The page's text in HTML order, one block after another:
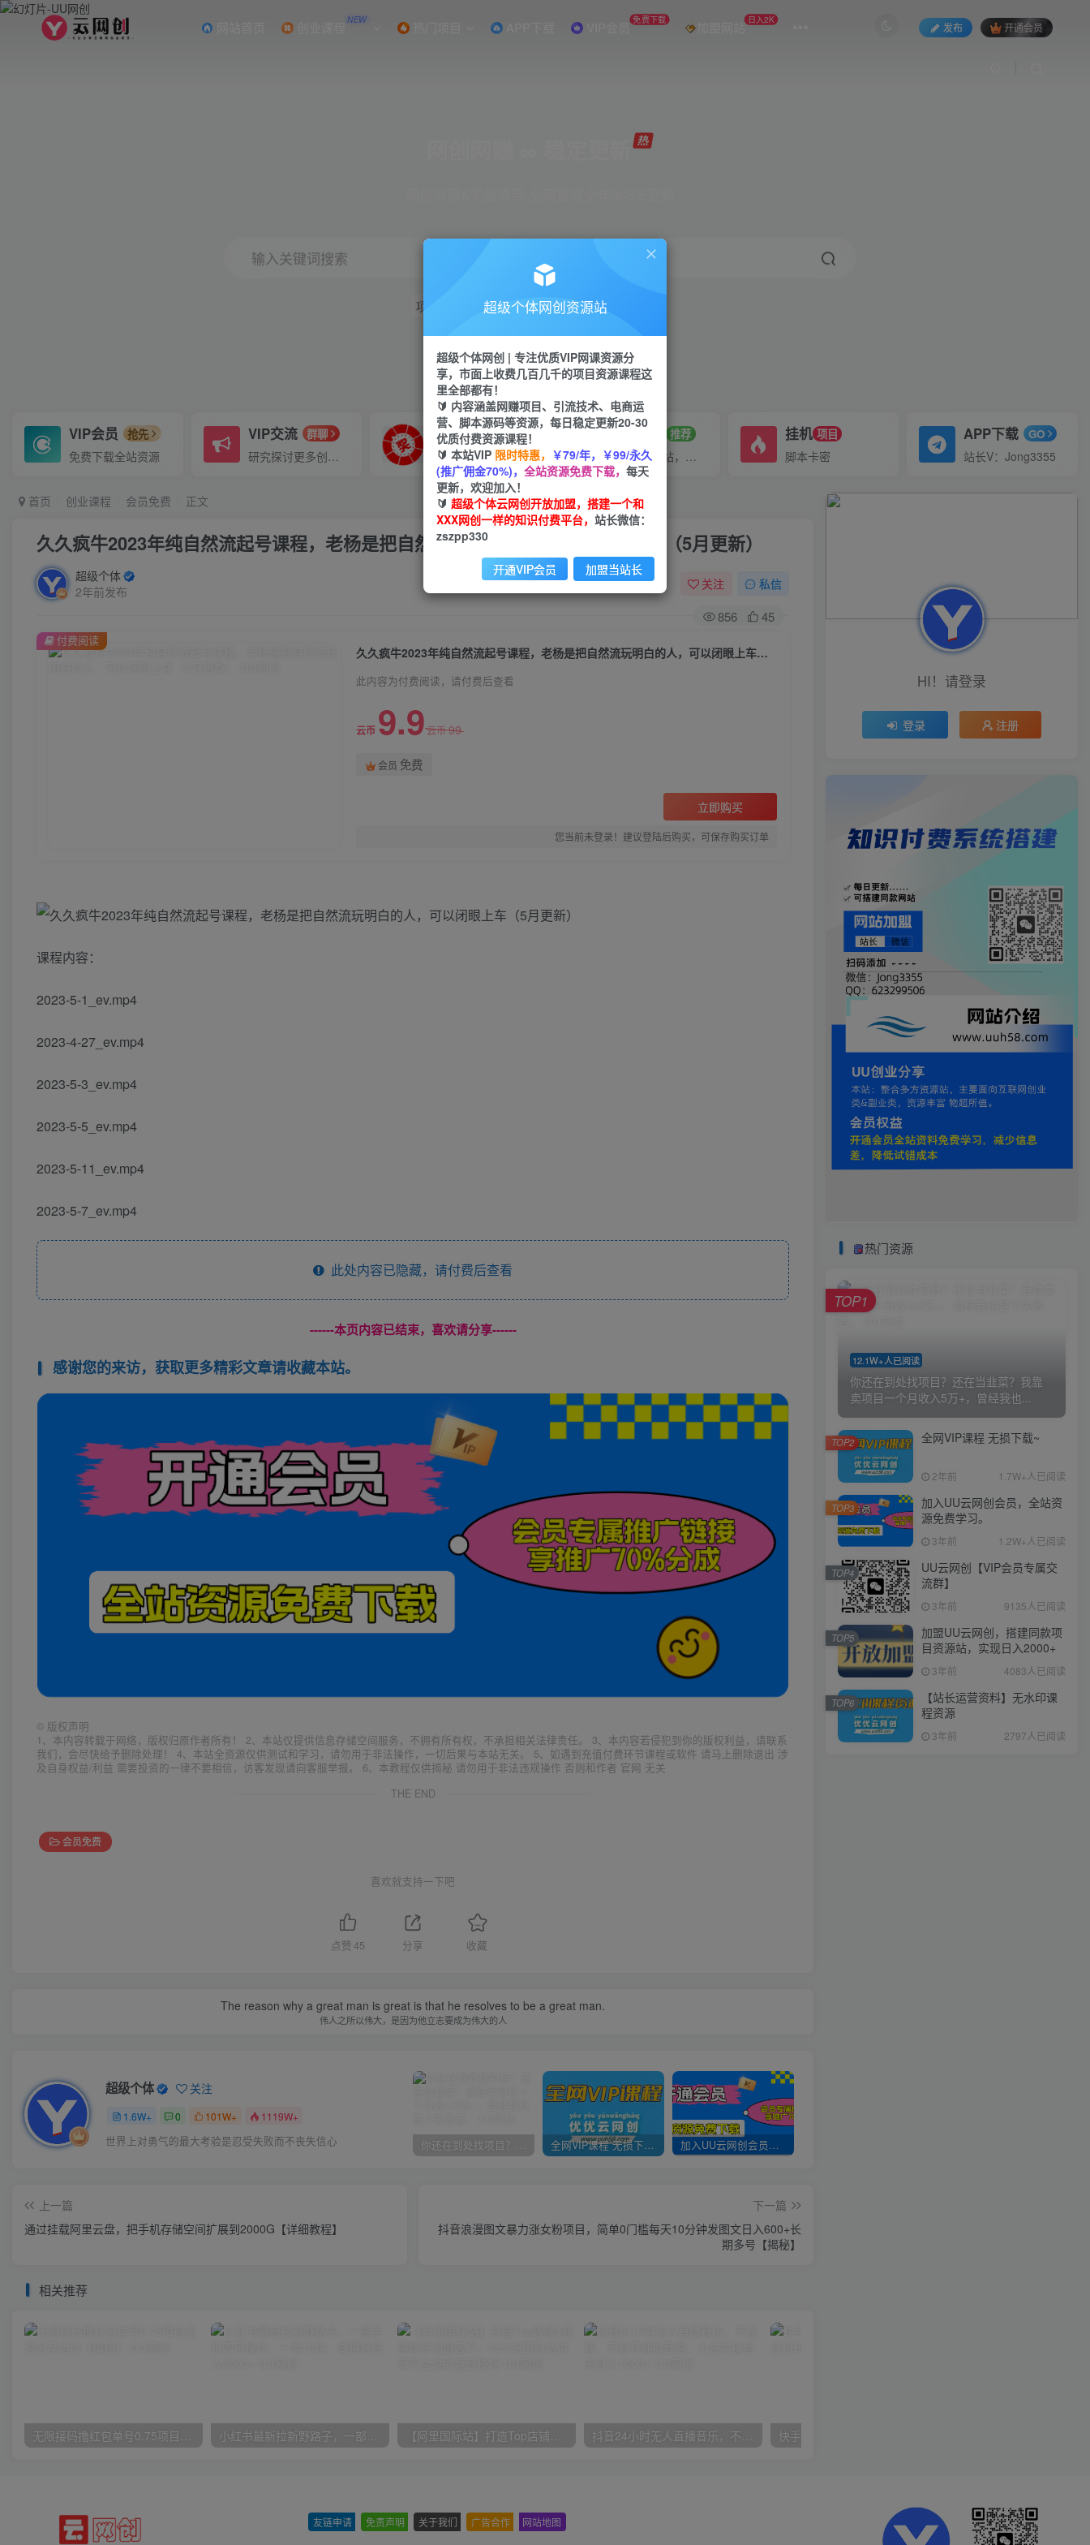
创业课程 NEW 热门项目 APP下载 VIP会员 免费下载 加盟网站 日入2K
发布 开通会员
输入关键词搜索
项目 引流 短视频 小红书
VIP会员 抢先
免费下载全站资源
VIP交流 群聊
研究探讨更多创业项目路子。
VIP推广
70%分佣
会员专属推广链接
招募站长 推荐
搭建同款网站，自己当老板
挂机 项目
脚本卡密
APP下载 GO
站长V：Jong3355
首页 创业课程 会员免费 正文
久久疯牛2023年纯自然流起号课程，老杨是把自然流玩明白的人，可以闭眼上车（5月更新）
超级个体
2年前发布
关注 私信
856 45
久久疯牛2023年纯自然流起号课程，老杨是把自然流玩明白的人，可以闭眼上车（5月更新）
此内容为付费阅读，请付费后查看
云币 9.9云币99
会员 免费
立即购买
您当前未登录！建议登陆后购买，可保存购买订单
付费阅读
课程内容：
2023-5-1_ev.mp4
2023-4-27_ev.mp4
2023-5-3_ev.mp4
2023-5-5_ev.mp4
2023-5-11_ev.mp4
2023-5-7_ev.mp4
此处内容已隐藏，请付费后查看
------本页内容已结束，喜欢请分享------
感谢您的来访，获取更多精彩文章请收藏本站。
© 版权声明
1、本内容转载于网络，版权归原作者所有！ 2、本站仅提供信息存储空间服务，不拥有所有权，不承担相关法律责任。 3、本内容若侵犯到你的版权利益，请联系
我们，会尽快给予删除处理！ 4、本站全资源仅供测试和学习，请勿用于非法操作，一切后果与本站无关。 5、如遇到充值付费环节课程或软件 请马上删除退出 涉
及自身权益/利益 需要投资的一律不要相信，访客发现请向客服举报。 6、本教程仅供揭秘 请勿用于非法违规操作 否则和作者 官网 无关
THE END
会员免费
喜欢就支持一下吧
点赞45 分享 收藏
The reason why a great man is great is that he resolves to be a great man.
伟人之所以伟大，是因为他立志要成为伟大的人
超级个体 关注
1.6W+ 0 101W+ 1119W+
世界上对勇气的最大考验是忍受失败而不丧失信心 你还在到处找项目？还在当韭菜？我靠卖项目一个月收入5万+，曾经我也是个失败者。 全网VIP课程 无损下载~ 加入UU云网创会员，全站资源免费学习。
上一篇
通过挂载阿里云盘，把手机存储空间扩展到2000G【详细教程】
下一篇
抖音浪漫图文暴力涨女粉项目，简单0门槛每天10分钟发图文日入600+长
期多号【揭秘】
相关推荐
无限接码撸红包单号0.75项目无偿分享给你【揭秘】 小红书最新拉新野路子，一部手机即可操作，一单15块，做得好日入2000+ 【阿里国际站】打造Top店铺&获得优质询盘客户，​95%的国际站讲师不会说的运营技巧 抖音24小时无人直播音乐，不违规，不封号纯撸音浪，小白实操当天日入1000+
HI！请登录
登录 注册
热门资源
12.1W+人已阅读
你还在到处找项目？还在当韭菜？我靠
卖项目一个月收入5万+，曾经我也...
TOP1
全网VIP课程 无损下载~
2年前 1.7W+人已阅读
TOP2
加入UU云网创会员，全站资
源免费学习。
3年前 1.2W+人已阅读
TOP3
UU云网创【VIP会员专属交
流群】
3年前 9135人已阅读
TOP4
加盟UU云网创，搭建同款项
目资源站，实现日入2000+
3年前 4083人已阅读
TOP5
【站长运营资料】无水印课
程资源
3年前 2797人已阅读
TOP6
友链申请 免责声明 关于我们 广告合作 网站地图
超级个体网创资源站
超级个体网创 | 专注优质VIP网课资源分
享，市面上收费几百几千的项目资源课程这
里全部都有！
🔰 内容涵盖网赚项目、引流技术、电商运
营、脚本源码等资源，每日稳定更新20-30
优质付费资源课程！
🔰 本站VIP 限时特惠， ￥79/年，￥99/永久
(推广佣金70%)， 全站资源免费下载， 每天
更新，欢迎加入！
🔰 超级个体云网创开放加盟，搭建一个和
XXX网创一样的知识付费平台， 站长微信：
zszpp330
开通VIP会员 加盟当站长